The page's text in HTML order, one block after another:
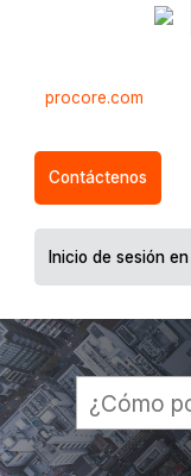
procore.com
Contáctenos
Inicio de sesión